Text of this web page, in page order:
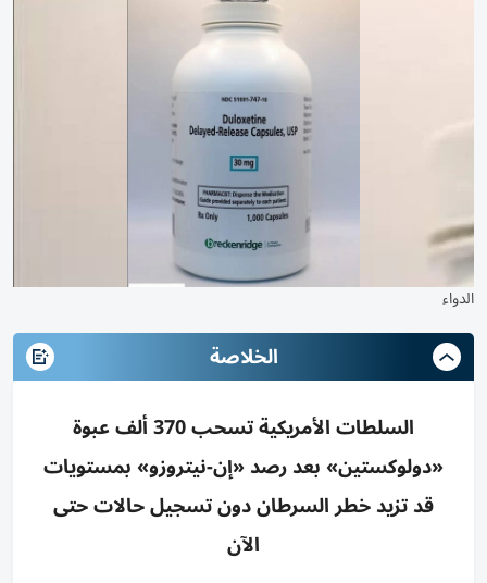
الدواء
الخلاصة
السلطات الأمريكية تسحب 370 ألف عبوة
«دولوكستين» بعد رصد «إن-نيتروزو» بمستويات
قد تزيد خطر السرطان دون تسجيل حالات حتى
الآن